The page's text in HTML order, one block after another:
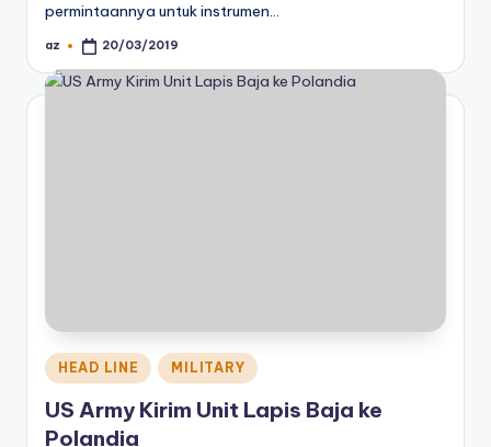
permintaannya untuk instrumen…
Posted
az 20/03/2019
Posted
in
HEAD LINE MILITARY
US Army Kirim Unit Lapis Baja ke
Polandia